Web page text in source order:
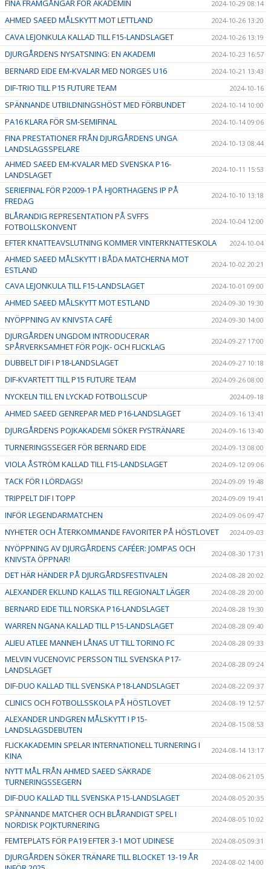
FINA FRAMGÅNGAR FÖR AKADEMIN 2024-10-29 08:14
AHMED SAEED MÅLSKYTT MOT LETTLAND 2024-10-26 13:20
CAVA LEJONKULA KALLAD TILL F15-LANDSLAGET 2024-10-26 13:19
DJURGÅRDENS NYSATSNING: EN AKADEMI 2024-10-23 16:57
BERNARD EIDE EM-KVALAR MED NORGES U16 2024-10-21 13:43
DIF-TRIO TILL P15 FUTURE TEAM 2024-10-16
SPÄNNANDE UTBILDNINGSHÖST MED FÖRBUNDET 2024-10-14 10:00
PA16 KLARA FÖR SM-SEMIFINAL 2024-10-14 09:06
FINA PRESTATIONER FRÅN DJURGÅRDENS UNGA
LANDSLAGSSPELARE
2024-10-13 08:44
AHMED SAEED EM-KVALAR MED SVENSKA P16-
LANDSLAGET
2024-10-11 15:53
SERIEFINAL FÖR P2009-1 PÅ HJORTHAGENS IP PÅ
FREDAG
2024-10-10 13:18
BLÅRANDIG REPRESENTATION PÅ SVFFS
FOTBOLLSKONVENT
2024-10-04 12:00
EFTER KNATTEAVSLUTNING KOMMER VINTERKNATTESKOLA 2024-10-04
AHMED SAEED MÅLSKYTT I BÅDA MATCHERNA MOT
ESTLAND
2024-10-02 20:21
CAVA LEJONKULA TILL F15-LANDSLAGET 2024-10-01 09:00
AHMED SAEED MÅLSKYTT MOT ESTLAND 2024-09-30 19:30
NYÖPPNING AV KNIVSTA CAFÉ 2024-09-30 14:00
DJURGÅRDEN UNGDOM INTRODUCERAR
SPÅRVERKSAMHET FÖR POJK- OCH FLICKLAG
2024-09-27 17:00
DUBBELT DIF I P18-LANDSLAGET 2024-09-27 10:18
DIF-KVARTETT TILL P15 FUTURE TEAM 2024-09-26 08:00
NYCKELN TILL EN LYCKAD FOTBOLLSCUP 2024-09-18
AHMED SAEED GENREPAR MED P16-LANDSLAGET 2024-09-16 13:41
DJURGÅRDENS POJKAKADEMI SÖKER FYSTRÄNARE 2024-09-16 13:40
TURNERINGSSEGER FÖR BERNARD EIDE 2024-09-13 08:00
VIOLA ÅSTRÖM KALLAD TILL F15-LANDSLAGET 2024-09-12 09:06
TACK FÖR I LÖRDAGS! 2024-09-09 19:48
TRIPPELT DIF I TOPP 2024-09-09 19:41
INFÖR LEGENDARMATCHEN 2024-09-06 09:47
NYHETER OCH ÅTERKOMMANDE FAVORITER PÅ HÖSTLOVET 2024-09-03
NYÖPPNING AV DJURGÅRDENS CAFÉER: JOMPAS OCH
KNIVSTA ÖPPNAR!
2024-08-30 17:31
DET HÄR HÄNDER PÅ DJURGÅRDSFESTIVALEN 2024-08-28 20:02
ALEXANDER EKLUND KALLAS TILL REGIONALT LÄGER 2024-08-28 20:00
BERNARD EIDE TILL NORSKA P16-LANDSLAGET 2024-08-28 19:30
WARREN NGANA KALLAD TILL P15-LANDSLAGET 2024-08-28 09:40
ALIEU ATLEE MANNEH LÅNAS UT TILL TORINO FC 2024-08-28 09:33
MELVIN VUCENOVIC PERSSON TILL SVENSKA P17-
LANDSLAGET
2024-08-28 09:24
DIF-DUO KALLAD TILL SVENSKA P18-LANDSLAGET 2024-08-22 09:37
CLINICS OCH FOTBOLLSSKOLA PÅ HÖSTLOVET 2024-08-19 12:57
ALEXANDER LINDGREN MÅLSKYTT I P15-
LANDSLAGSDEBUTEN
2024-08-15 08:53
FLICKAKADEMIN SPELAR INTERNATIONELL TURNERING I
KINA
2024-08-14 13:17
NYTT MÅL FRÅN AHMED SAEED SÄKRADE
TURNERINGSSEGERN
2024-08-06 21:05
DIF-DUO KALLAD TILL SVENSKA P15-LANDSLAGET 2024-08-05 20:35
SPÄNNANDE MATCHER OCH BLÅRANDIGT SPEL I
NORDISK POJKTURNERING
2024-08-05 10:02
FEMTEPLATS FÖR PA19 EFTER 3-1 MOT UDINESE 2024-08-05 09:31
DJURGÅRDEN SÖKER TRÄNARE TILL BLOCKET 13-19 ÅR
2024-08-02 14:00